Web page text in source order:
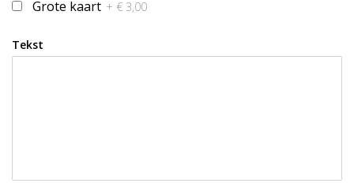
Grote kaart + € 3,00
Tekst